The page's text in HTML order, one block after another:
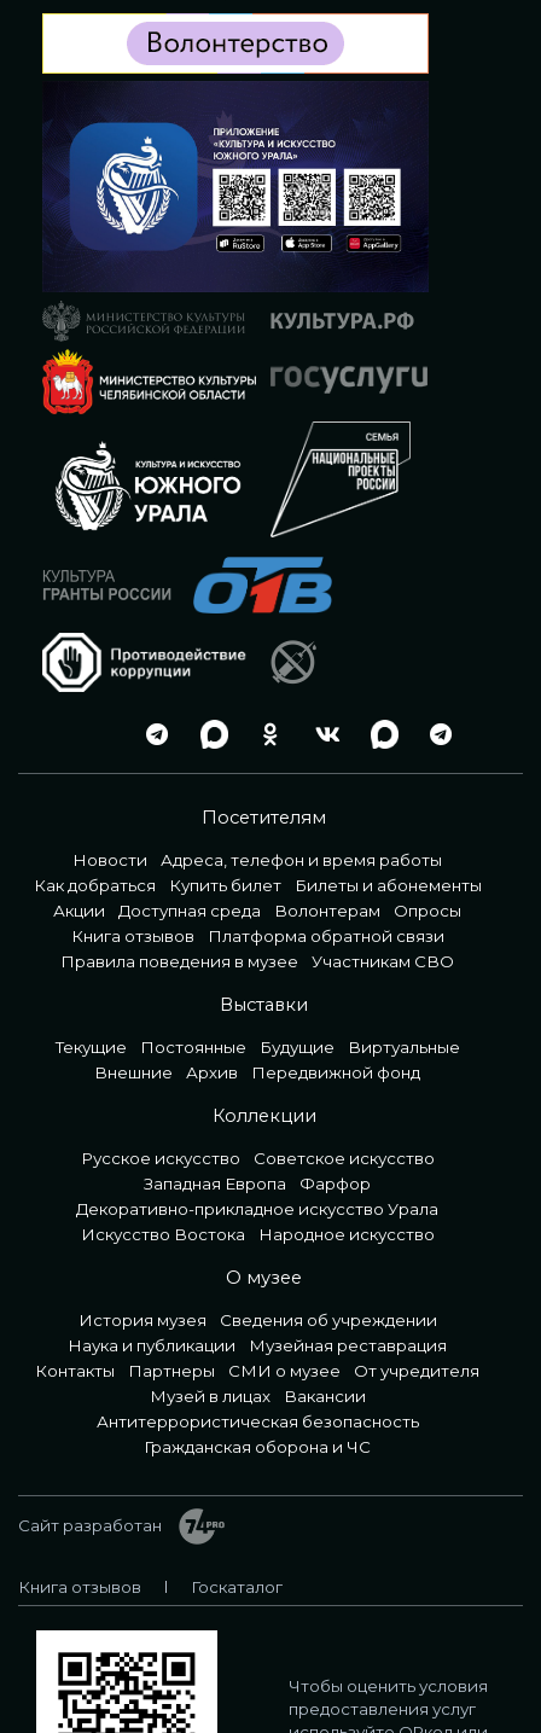
Посетителям
Новости
Адреса, телефон и время работы
Как добраться
Купить билет
Билеты и абонементы
Акции
Доступная среда Волонтерам
Опросы
Книга отзывов
Платформа обратной связи
Правила поведения в музее
Участникам СВО
Выставки
Текущие Постоянные Будущие
Виртуальные
Внешние
Архив Передвижной фонд
Коллекции
Русское искусство
Советское искусство
Западная Европа
Фарфор
Декоративно-прикладное искусство Урала
Искусство Востока
Народное искусство
О музее
История музея
Сведения об учреждении
Наука и публикации
Музейная реставрация
Контакты
Партнеры СМИ о музее
От учредителя
Музей в лицах
Вакансии
Антитеррористическая безопасность
Гражданская оборона и ЧС
Сайт разработан
Книга отзывов Госкаталог
Чтобы оценить условия
предоставления услуг